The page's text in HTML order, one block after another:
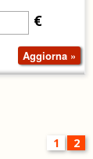
€
1 2